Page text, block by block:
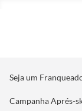
Seja um
Campanha Aprés-